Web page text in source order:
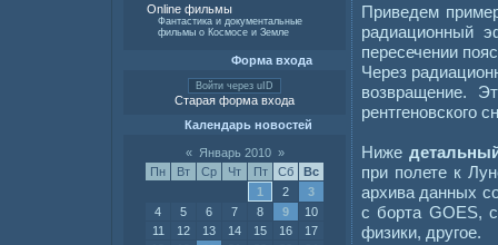
Online фильмы
Фантастика и документальные
фильмы о Космосе и Земле
Форма входа
Войти через uID
Старая форма входа
Календарь новостей
« Январь 2010 »
Пн
Вт Ср Чт Пт Сб
Вс
1
2
3
4
5 6 7 8 9
10
11
12 13 14 15 16
17
Приведем
радиационный
пересечении
Через
возвращение.
рентгеновского
Ниже
при полете к
архива данных
с борта GOES,
физики, другое.